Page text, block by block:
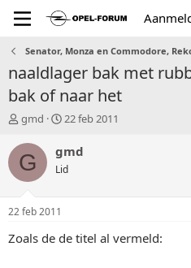
Senator, Monza en Commodore,
naaldlager bak met
bak of naar het
T
p
i
t
a
r
gmd
S
a
r
t
u
22 feb 2011
G gmd
Lid
22 feb 2011
Zoals de de titel al vermeld: